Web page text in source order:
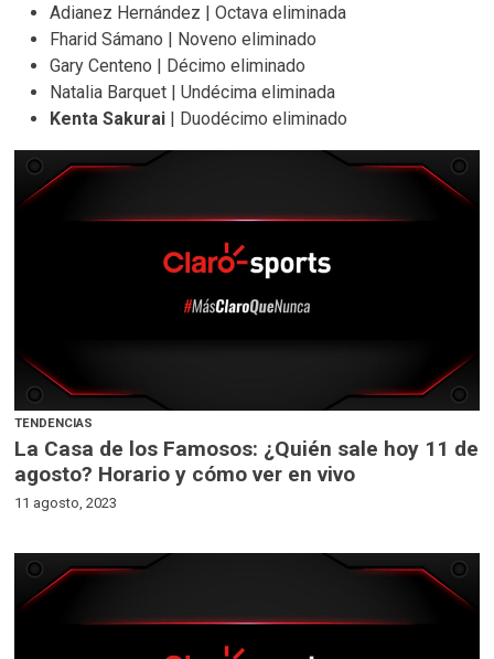
Adianez Hernández | Octava eliminada
Fharid Sámano | Noveno eliminado
Gary Centeno | Décimo eliminado
Natalia Barquet | Undécima eliminada
Kenta Sakurai | Duodécimo eliminado
TENDENCIAS
La Casa de los Famosos: ¿Quién sale hoy 11 de
agosto? Horario y cómo ver en vivo
11 agosto, 2023